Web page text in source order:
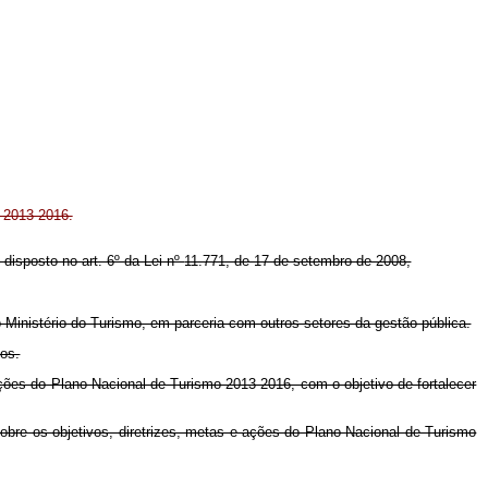
2016.
disposto no art. 6ºda Lei nº11.771, de 17 de setembro de 2008,
do Turismo, em parceria com outros setores da gestão pública.
do Plano Nacional de Turismo 2013-2016, com o objetivo de fortalecer
os objetivos, diretrizes, metas e ações do Plano Nacional de Turismo